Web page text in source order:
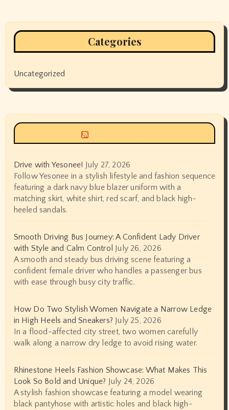
Categories
Uncategorized
Drive with Yesonee!
July 27, 2026
Follow Yesonee in a stylish lifestyle and fashion sequence
featuring a dark navy blue blazer uniform with a
matching skirt, white shirt, red scarf, and black high-
heeled sandals.
Smooth Driving Bus Journey: A Confident Lady Driver
with Style and Calm Control
July 26, 2026
A smooth and steady bus driving scene featuring a
confident female driver who handles a passenger bus
with ease through busy city traffic.
How Do Two Stylish Women Navigate a Narrow Ledge
in High Heels and Sneakers? July 25, 2026
In a flood-affected city street, two women carefully
walk along a narrow dry ledge to avoid rising water.
Rhinestone Heels Fashion Showcase: What Makes This
Look So Bold and Unique?
July 24, 2026
A stylish fashion showcase featuring a model wearing
black pantyhose with artistic holes and black high-